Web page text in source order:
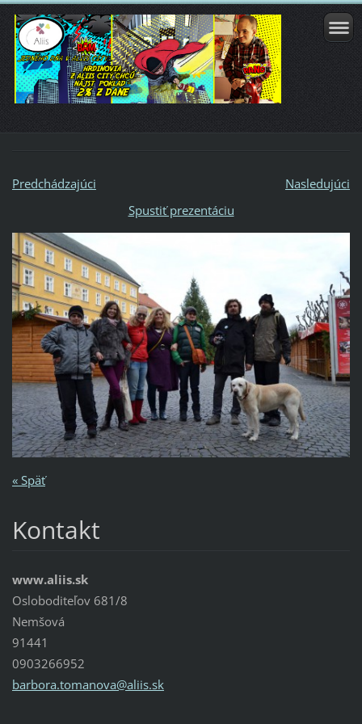
Predchádzajúci
Nasledujúci
Spustiť prezentáciu
« Späť
Kontakt
www.aliis.sk
Osloboditeľov 681/8
Nemšová
91441
0903266952
barbora.tomanova@aliis.sk